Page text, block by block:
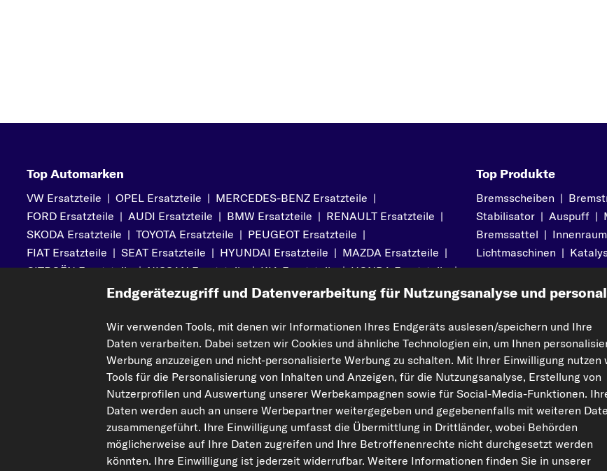
Top Automarken
VW Ersatzteile | OPEL Ersatzteile | MERCEDES-BENZ Ersatzteile |
FORD Ersatzteile | AUDI Ersatzteile | BMW Ersatzteile | RENAULT Ersatzteile |
SKODA Ersatzteile | TOYOTA Ersatzteile | PEUGEOT Ersatzteile |
FIAT Ersatzteile | SEAT Ersatzteile | HYUNDAI Ersatzteile | MAZDA Ersatzteile |
CITROËN Ersatzteile | NISSAN Ersatzteile | KIA Ersatzteile | HONDA Ersatzteile |
MITSUBISHI Ersatzteile | VOLVO Ersatzteile
Top Produkte
Bremsscheiben |
Stabilisator | Auspuff |
Bremssattel |
Lichtmaschinen |
Mehr von kfzteile24
Corporate Website
Hilfe & Support
Kontakt
FAQs
Zahlung
Versandinfo
Retouren & Garantie
Rechtliches
Impressum
Datenschutz
AGBs
Widerrufsrecht
Cookie-Einstellungen
Endgerätezugriff und Datenverarbeitung für Nutzungsanalyse und
Wir verwenden Tools, mit denen wir Informationen Ihres Endgeräts auslesen/speichern und Ihre
Daten verarbeiten. Dabei setzen wir Cookies und ähnliche Technologien ein, um Ihnen
Werbung anzuzeigen und nicht-personalisierte Werbung zu schalten. Mit Ihrer Einwilligung nutzen
Tools für die Personalisierung von Inhalten und Anzeigen, für die Nutzungsanalyse, Erstellung von
Nutzerprofilen und Auswertung unserer Werbekampagnen sowie für Social-Media-Funktionen.
Daten werden auch an unsere Werbepartner weitergegeben und gegebenenfalls mit weiteren
zusammengeführt. Ihre Einwilligung umfasst die Übermittlung in Drittländer, wobei Behörden
möglicherweise auf Ihre Daten zugreifen und Ihre Betroffenenrechte nicht durchgesetzt werden
könnten. Ihre Einwilligung ist jederzeit widerrufbar. Weitere Informationen finden Sie in unserer